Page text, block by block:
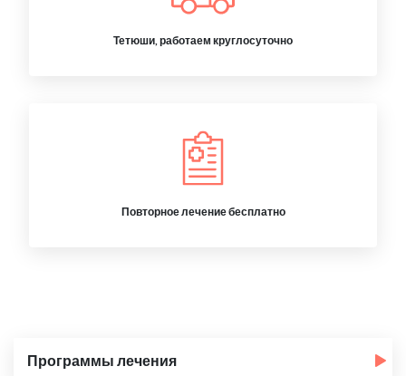
Тетюши, работаем круглосуточно
Повторное лечение бесплатно
Программы лечения